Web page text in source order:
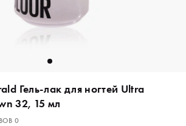
Гель-лак для ногтей Ultra
32, 15 мл
0